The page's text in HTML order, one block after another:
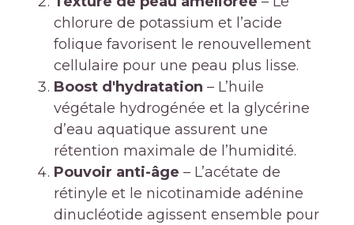
chlorure de potassium et l’acide
folique favorisent le renouvellement
cellulaire pour une peau plus lisse.
Boost d'hydratation – L’huile
végétale hydrogénée et la glycérine
d’eau aquatique assurent une
rétention maximale de l’humidité.
Pouvoir anti-âge – L’acétate de
rétinyle et le nicotinamide adénine
dinucléotide agissent ensemble pour